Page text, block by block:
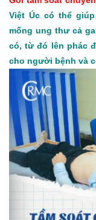
Việt Úc có thể
mống ung thư cả
có, từ đó lên phác
cho người bệnh và